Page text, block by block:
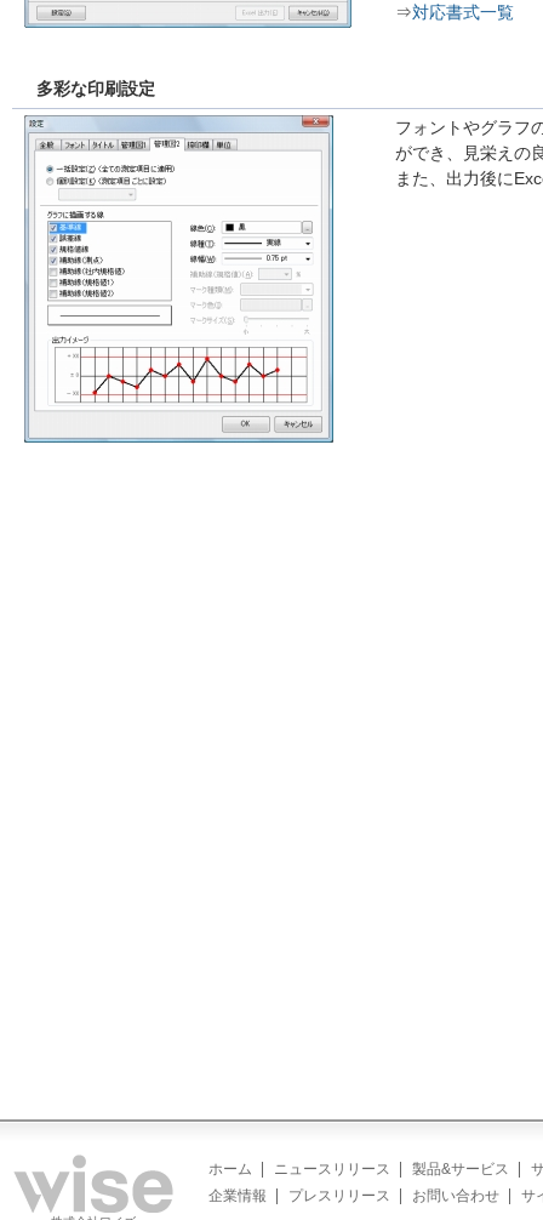
⇒対応書式一覧
多彩な印刷設定
フォントやグラフ
ができ、見栄えの
また、出力後に
ホーム ニュースリリース 製品&サービス
企業情報
プレスリリース お問い合わせ サ